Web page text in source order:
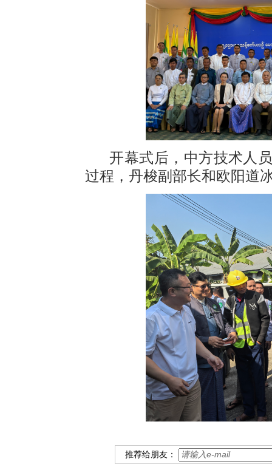
开幕式后，中方技术人
过程，丹梭副部长和欧阳道
推荐给朋友：